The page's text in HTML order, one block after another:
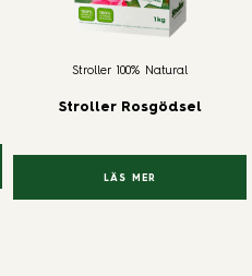
Stroller 100% Natural
Stroller Rosgödsel
LÄS MER